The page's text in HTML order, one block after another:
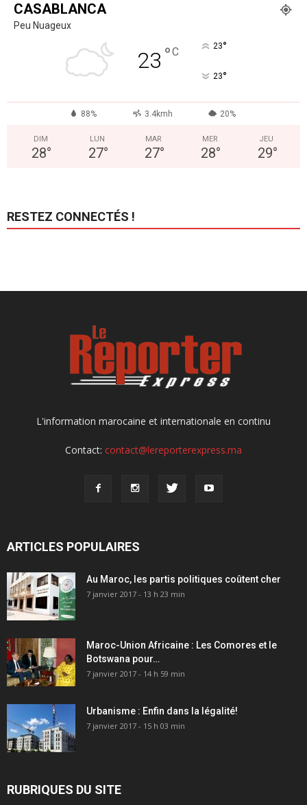
CASABLANCA
Peu Nuageux
23 °C 23°
23°
88% 3.4kmh 20%
DIM
28°
LUN
27°
MAR
27°
MER
28°
JEU
29°
RESTEZ CONNECTÉS !
L'information marocaine et internationale en continu
Contact: contact@lereporterexpress.ma
ARTICLES POPULAIRES
Au Maroc, les partis politiques coûtent cher
7 janvier 2017 - 13 h 23 min
Maroc-Union Africaine : Les Comores et le
Botswana pour…
7 janvier 2017 - 14 h 59 min
Urbanisme : Enfin dans la légalité!
7 janvier 2017 - 15 h 03 min
RUBRIQUES DU SITE